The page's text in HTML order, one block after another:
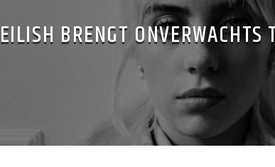
BRENGT ONVERWACHTS